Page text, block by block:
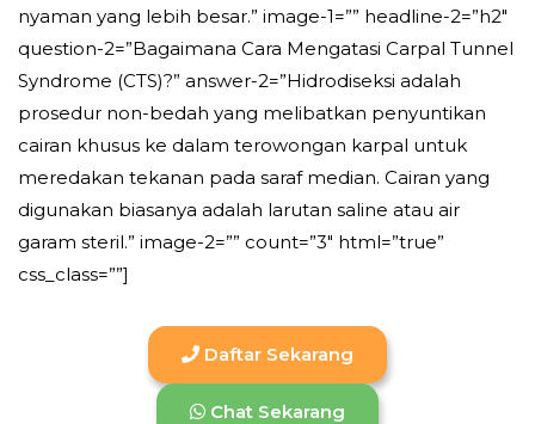
nyaman yang lebih besar.” image-1=”” headline-2=”h2″
question-2=”Bagaimana Cara Mengatasi Carpal Tunnel
Syndrome (CTS)?” answer-2=”Hidrodiseksi adalah
prosedur non-bedah yang melibatkan penyuntikan
cairan khusus ke dalam terowongan karpal untuk
meredakan tekanan pada saraf median. Cairan yang
digunakan biasanya adalah larutan saline atau air
garam steril.” image-2=”” count=”3″ html=”true”
css_class=””]
Daftar Sekarang
Chat Sekarang